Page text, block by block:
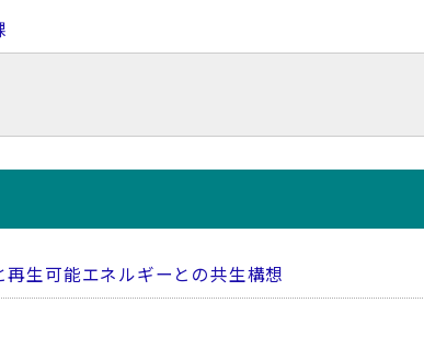
生可能エネルギーとの共生構想